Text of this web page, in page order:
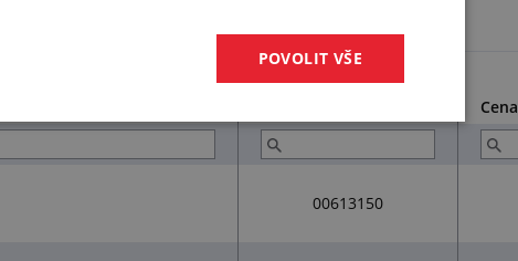
Cena
00613150
POVOLIT VŠE